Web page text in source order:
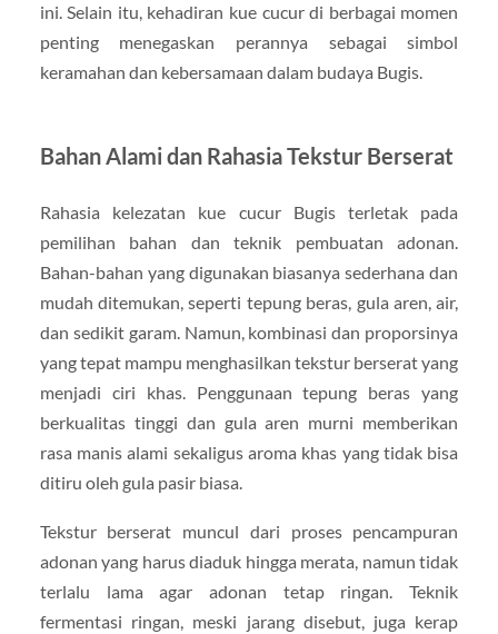
ini. Selain itu, kehadiran kue cucur di berbagai momen
penting menegaskan perannya sebagai simbol
keramahan dan kebersamaan dalam budaya Bugis.
Bahan Alami dan Rahasia Tekstur Berserat
Rahasia kelezatan kue cucur Bugis terletak pada
pemilihan bahan dan teknik pembuatan adonan.
Bahan-bahan yang digunakan biasanya sederhana dan
mudah ditemukan, seperti tepung beras, gula aren, air,
dan sedikit garam. Namun, kombinasi dan proporsinya
yang tepat mampu menghasilkan tekstur berserat yang
menjadi ciri khas. Penggunaan tepung beras yang
berkualitas tinggi dan gula aren murni memberikan
rasa manis alami sekaligus aroma khas yang tidak bisa
ditiru oleh gula pasir biasa.
Tekstur berserat muncul dari proses pencampuran
adonan yang harus diaduk hingga merata, namun tidak
terlalu lama agar adonan tetap ringan. Teknik
fermentasi ringan, meski jarang disebut, juga kerap